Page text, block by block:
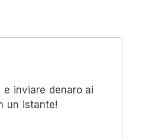
e inviare denaro ai
un istante!